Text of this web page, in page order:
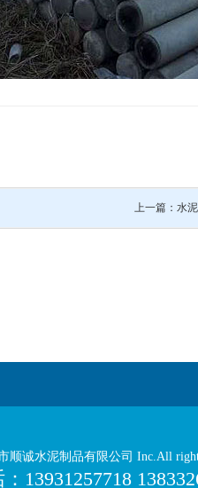
上一篇：水
顺诚水泥制品有限公司 Inc.All
13931257718